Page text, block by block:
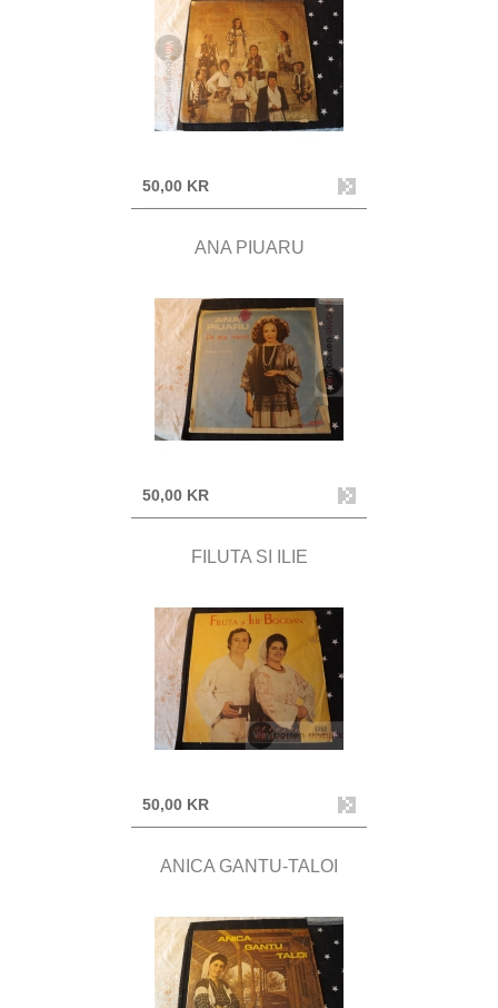
50,00 KR
ANA PIUARU
50,00 KR
FILUTA SI ILIE
50,00 KR
ANICA GANTU-TALOI